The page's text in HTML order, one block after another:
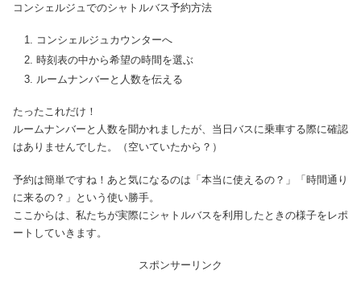
コンシェルジュでのシャトルバス予約方法
コンシェルジュカウンターへ
時刻表の中から希望の時間を選ぶ
ルームナンバーと人数を伝える
たったこれだけ！
ルームナンバーと人数を聞かれましたが、当日バスに乗車する際に確認
はありませんでした。（空いていたから？）
予約は簡単ですね！あと気になるのは「本当に使えるの？」「時間通り
に来るの？」という使い勝手。
ここからは、私たちが実際にシャトルバスを利用したときの様子をレポ
ートしていきます。
スポンサーリンク